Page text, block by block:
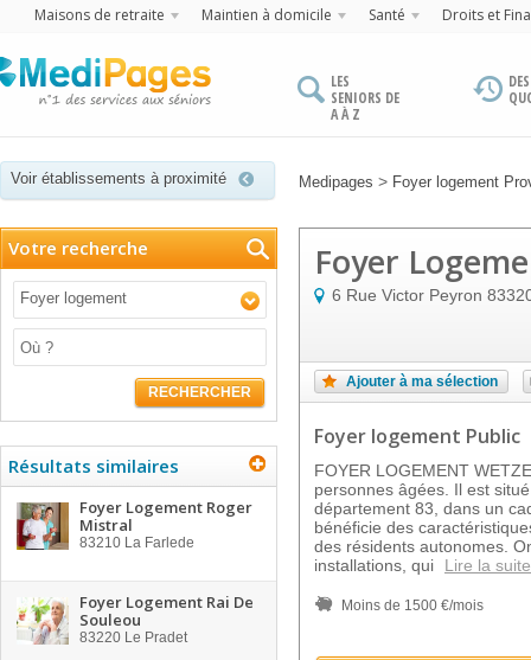
Maisons de retraite Maintien à domicile Santé Droits et
LES
SENIORS DE
A À Z
Voir établissements à proximité Medipages > Foyer logement
Votre recherche
Foyer logement
RECHERCHER
Résultats similaires
Foyer Logement Roger
Mistral
83210 La Farlede
Foyer Logement Rai De
Souleou
83220 Le Pradet
Foyer
6 Rue Victor Peyron
Ajouter à ma sélection
Foyer logement Public
FOYER LOGEMENT
personnes âgées. Il est
département 83, dans un
bénéficie des
des résidents autonomes.
installations, qui
Lire la suite
Moins de 1500 €/mois